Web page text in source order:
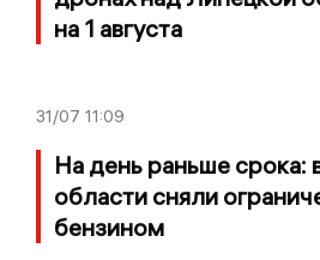
на 1 августа
31/07 11:09
На день раньше срока:
области сняли
бензином